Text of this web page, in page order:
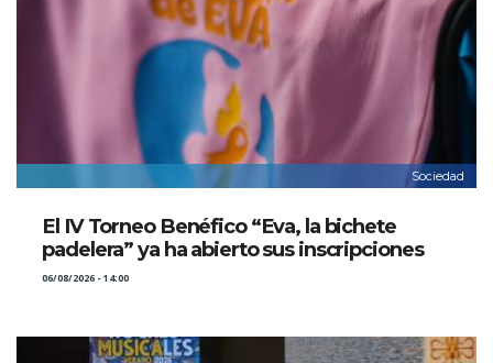
Sociedad
El IV Torneo Benéfico “Eva, la bichete
padelera” ya ha abierto sus inscripciones
06/08/2026 - 14:00